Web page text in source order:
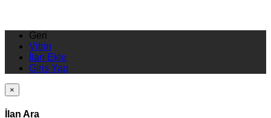
Geri
Vitrin
İlan Ekle
Giriş Yap
×
İlan Ara